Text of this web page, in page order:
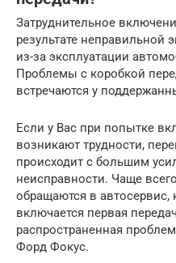
Затруднительное
результате неправильной
из-за эксплуатации
Проблемы с коробкой
встречаются у
Если у Вас при попытке
возникают трудности,
происходит с большим
неисправности. Чаще
обращаются в автосервис,
включается первая
распространенная
Форд Фокус.